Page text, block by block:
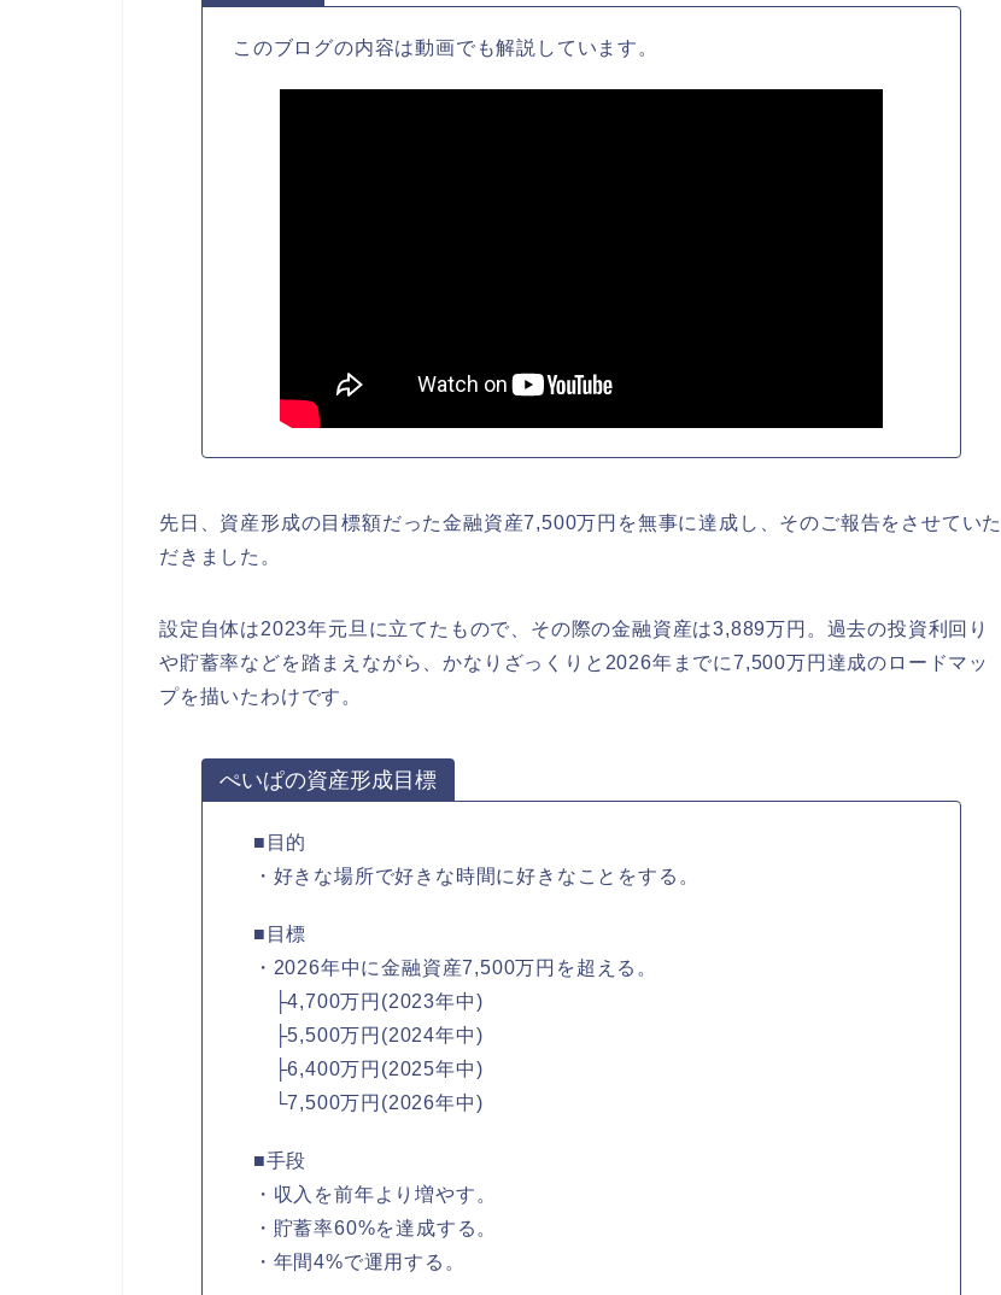
このブログの内容は動画でも解説しています。
先日、資産形成の目標額だった金融資産7,500万円を無事に達成し、そのご報告をさせていた
だきました。
設定自体は2023年元旦に立てたもので、その際の金融資産は3,889万円。過去の投資利回り
や貯蓄率などを踏まえながら、かなりざっくりと2026年までに7,500万円達成のロードマッ
プを描いたわけです。
ぺいぱの資産形成目標
■目的
・好きな場所で好きな時間に好きなことをする。
■目標
・2026年中に金融資産7,500万円を超える。
├4,700万円(2023年中)
├5,500万円(2024年中)
├6,400万円(2025年中)
└7,500万円(2026年中)
■手段
・収入を前年より増やす。
・貯蓄率60%を達成する。
・年間4%で運用する。